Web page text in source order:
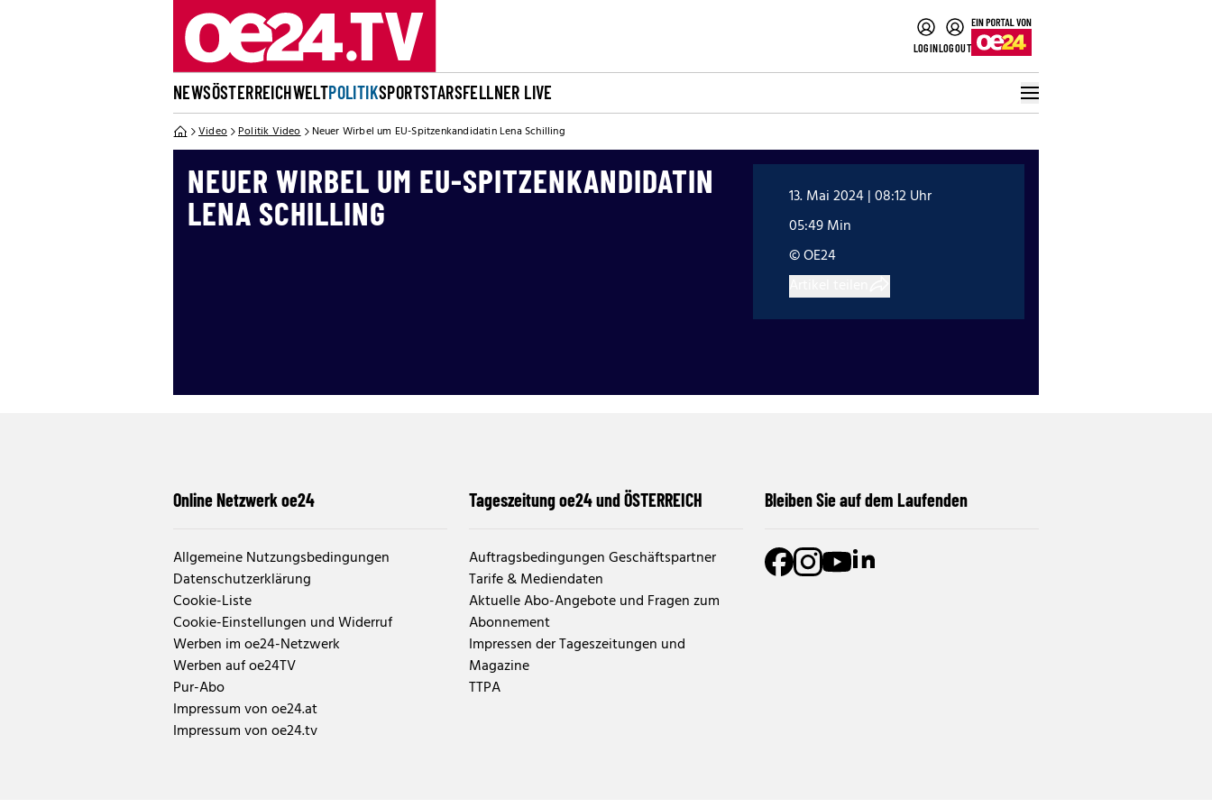
LOGINLOGOUT
NEWSÖSTERREICHWELTPOLITIKSPORTSTARSFELLNER LIVE
Video Politik Video Neuer Wirbel um EU-Spitzenkandidatin Lena Schilling
NEUER WIRBEL UM EU-SPITZENKANDIDATIN
LENA SCHILLING
13. Mai 2024 | 08:12 Uhr
05:49 Min
© OE24
Online Netzwerk oe24
Allgemeine Nutzungsbedingungen
Datenschutzerklärung
Cookie-Liste
Cookie-Einstellungen und Widerruf
Werben im oe24-Netzwerk
Werben auf oe24TV
Pur-Abo
Impressum von oe24.at
Impressum von oe24.tv
Tageszeitung oe24 und ÖSTERREICH
Auftragsbedingungen Geschäftspartner
Tarife & Mediendaten
Aktuelle Abo-Angebote und Fragen zum
Abonnement
Impressen der Tageszeitungen und
Magazine
TTPA
Bleiben Sie auf dem Laufenden